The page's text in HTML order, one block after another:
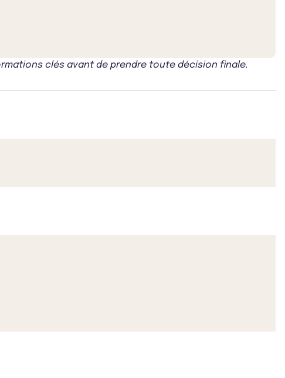
clés avant de prendre toute décision finale.